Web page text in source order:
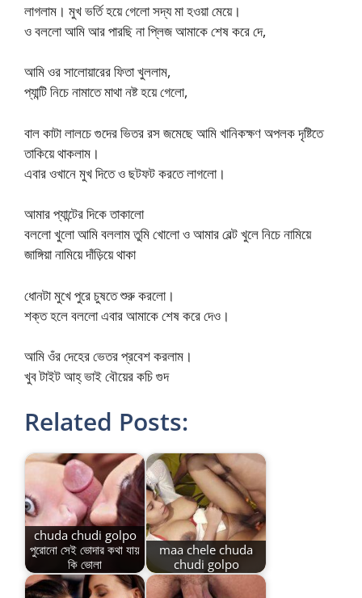
লাগলাম। মুখ ভর্তি হয়ে গেলো সদ্য মা হওয়া মেয়ে।
ও বললো আমি আর পারছি না প্লিজ আমাকে শেষ করে দে,
আমি ওর সালোয়ারের ফিতা খুললাম,
প্যান্টি নিচে নামাতে মাথা নষ্ট হয়ে গেলো,
বাল কাটা লালচে গুদের ভিতর রস জমেছে আমি খানিকক্ষণ অপলক দৃষ্টিতে
তাকিয়ে থাকলাম।
এবার ওখানে মুখ দিতে ও ছটফট করতে লাগলো।
আমার প্যান্টের দিকে তাকালো
বললো খুলো আমি বললাম তুমি খোলো ও আমার বেল্ট খুলে নিচে নামিয়ে
জাঙ্গিয়া নামিয়ে দাঁড়িয়ে থাকা
ধোনটা মুখে পুরে চুষতে শুরু করলো।
শক্ত হলে বললো এবার আমাকে শেষ করে দেও।
আমি ওঁর দেহের ভেতর প্রবেশ করলাম।
খুব টাইট আহ্ ভাই বৌয়ের কচি গুদ
Related Posts:
chuda chudi golpo
পুরোনো সেই ভোদার কথা যায়
কি ভোলা
maa chele chuda
chudi golpo